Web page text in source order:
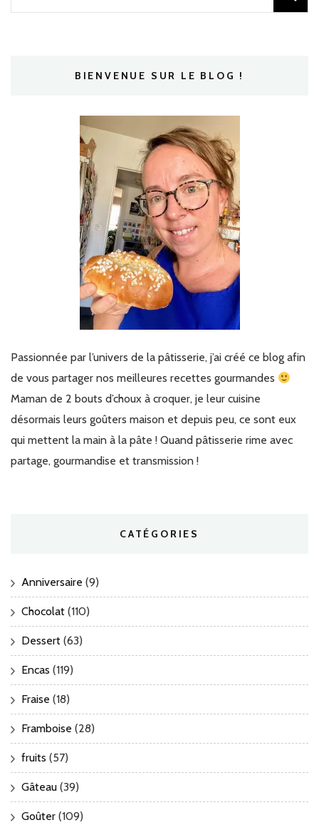
BIENVENUE SUR LE BLOG !
Passionnée par l’univers de la pâtisserie, j’ai créé ce blog afin
de vous partager nos meilleures recettes gourmandes
Maman de 2 bouts d’choux à croquer, je leur cuisine
désormais leurs goûters maison et depuis peu, ce sont eux
qui mettent la main à la pâte ! Quand pâtisserie rime avec
partage, gourmandise et transmission !
CATÉGORIES
Anniversaire (9)
Chocolat (110)
Dessert (63)
Encas (119)
Fraise (18)
Framboise (28)
fruits (57)
Gâteau (39)
Goûter (109)